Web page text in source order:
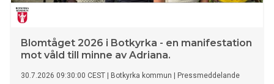
Blomtåget 2026 i Botkyrka - en manifestation
mot våld till minne av Adriana.
30.7.2026 09:30:00 CEST Botkyrka kommun Pressmeddelande